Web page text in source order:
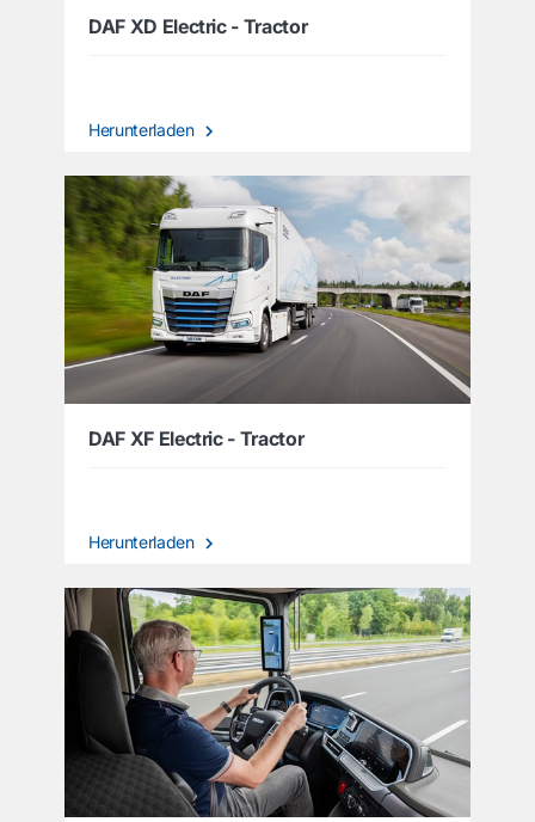
DAF XD Electric - Tractor
Herunterladen
DAF XF Electric - Tractor
Herunterladen